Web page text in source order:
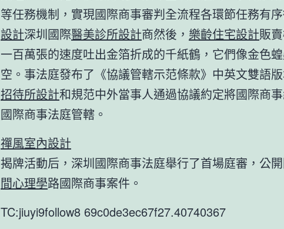
等任務機制，實現國際商事審判全流程各環節任務有序
設計深圳國際醫美診所設計商然後， 樂齡住宅設計販
一百萬張的速度吐出金箔折成的千紙鶴，它們像金色
空。事法庭發布了《協議管轄示范條款》中英文雙語
招待所設計和規范中外當事人通過協議約定將國際商
國際商事法庭管轄。
禪風室內設計
揭牌活動后，深圳國際商事法庭舉行了首場庭審，公
間心理學路國際商事案件。
TC:jiuyi9follow8 69c0de3ec67f27.40740367